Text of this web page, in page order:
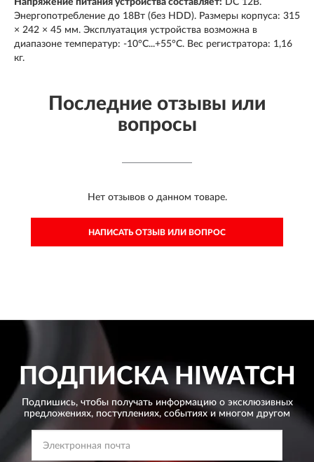
Энергопотребление до 18Вт (без HDD). Размеры корпуса: 315
× 242 × 45 мм. Эксплуатация устройства возможна в
диапазоне температур: -10°C...+55°C. Вес регистратора: 1,16
кг.
Последние отзывы или
вопросы
Нет отзывов о данном товаре.
НАПИСАТЬ ОТЗЫВ ИЛИ ВОПРОС
ПОДПИСКАHIWATCH
Подпишись, чтобы получать информацию о эксклюзивных
предложениях, поступлениях, событиях и многом другом